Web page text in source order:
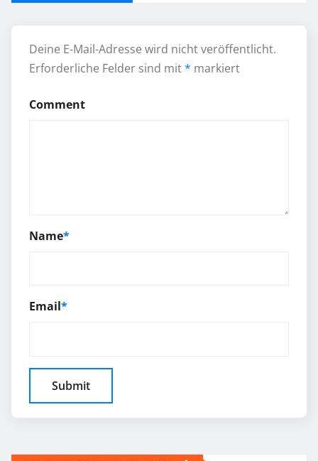
Deine E-Mail-Adresse wird nicht veröffentlicht.
Erforderliche Felder sind mit* markiert
Comment
Name*
Email*